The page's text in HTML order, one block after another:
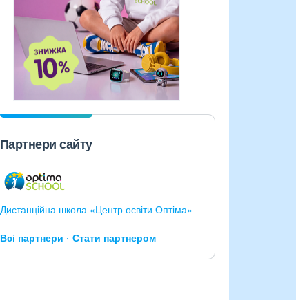
Партнери сайту
Дистанційна школа «Центр освіти Оптіма»
Всі партнери Стати партнером